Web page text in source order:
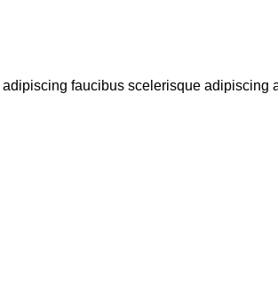
faucibus scelerisque adipiscing